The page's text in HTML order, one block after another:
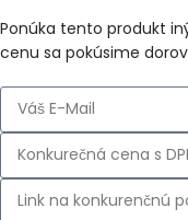
Ponúka tento produkt
cenu sa pokúsime